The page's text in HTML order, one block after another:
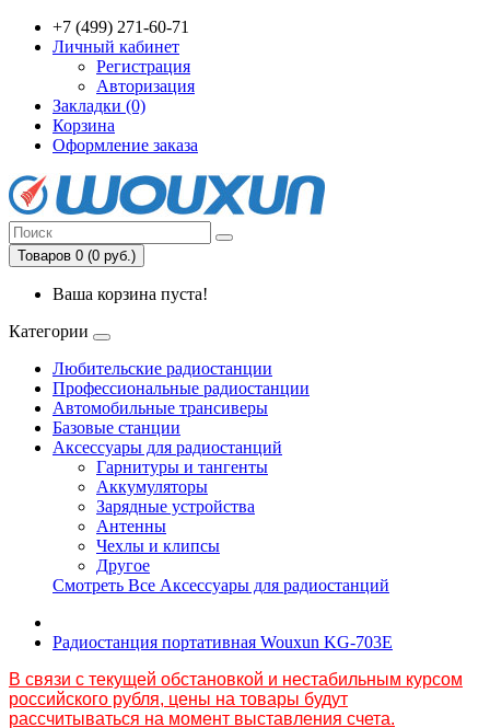
+7 (499) 271-60-71
Личный кабинет
Регистрация
Авторизация
Закладки (0)
Корзина
Оформление заказа
Товаров 0 (0 руб.)
Ваша корзина пуста!
Категории
Любительские радиостанции
Профессиональные радиостанции
Автомобильные трансиверы
Базовые станции
Аксессуары для радиостанций
Гарнитуры и тангенты
Аккумуляторы
Зарядные устройства
Антенны
Чехлы и клипсы
Другое
Смотреть Все Аксессуары для радиостанций
Радиостанция портативная Wouxun KG-703E
В связи с текущей обстановкой и нестабильным курсом
российского рубля, цены на товары будут
рассчитываться на момент выставления счета.